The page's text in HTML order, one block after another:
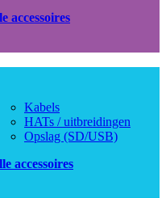
accessoires
Kabels
HATs / uitbreidingen
Opslag (SD/USB)
accessoires